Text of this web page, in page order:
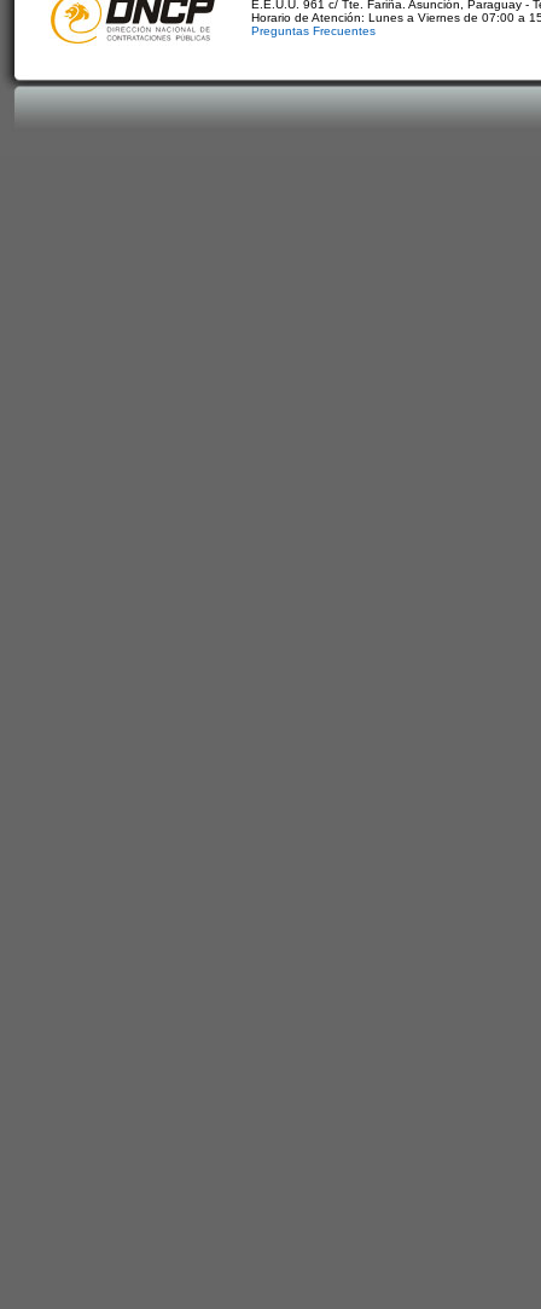
E.E.U.U. 961 c/ Tte. Fariña. Asunción, Paraguay -
Horario de Atención: Lunes a Viernes de 07:00 a
Preguntas Frecuentes